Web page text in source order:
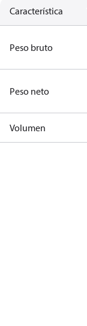
Característica
Peso bruto
Peso neto
Volumen